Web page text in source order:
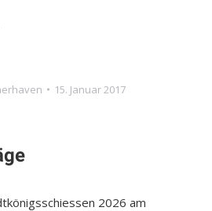
15. Januar 2017
2026 am